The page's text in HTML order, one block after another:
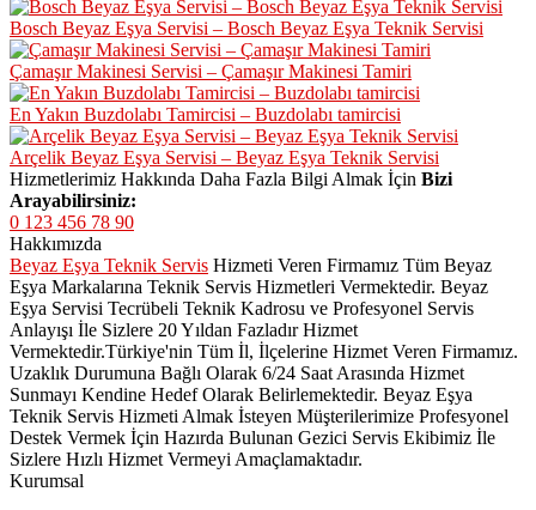
Bosch Beyaz Eşya Servisi – Bosch Beyaz Eşya Teknik Servisi
Çamaşır Makinesi Servisi – Çamaşır Makinesi Tamiri
En Yakın Buzdolabı Tamircisi – Buzdolabı tamircisi
Arçelik Beyaz Eşya Servisi – Beyaz Eşya Teknik Servisi
Hizmetlerimiz Hakkında Daha Fazla Bilgi Almak İçin Bizi
Arayabilirsiniz:
0 123 456 78 90
Hakkımızda
Beyaz Eşya Teknik Servis Hizmeti Veren Firmamız Tüm Beyaz
Eşya Markalarına Teknik Servis Hizmetleri Vermektedir. Beyaz
Eşya Servisi Tecrübeli Teknik Kadrosu ve Profesyonel Servis
Anlayışı İle Sizlere 20 Yıldan Fazladır Hizmet
Vermektedir.Türkiye'nin Tüm İl, İlçelerine Hizmet Veren Firmamız.
Uzaklık Durumuna Bağlı Olarak 6/24 Saat Arasında Hizmet
Sunmayı Kendine Hedef Olarak Belirlemektedir. Beyaz Eşya
Teknik Servis Hizmeti Almak İsteyen Müşterilerimize Profesyonel
Destek Vermek İçin Hazırda Bulunan Gezici Servis Ekibimiz İle
Sizlere Hızlı Hizmet Vermeyi Amaçlamaktadır.
Kurumsal